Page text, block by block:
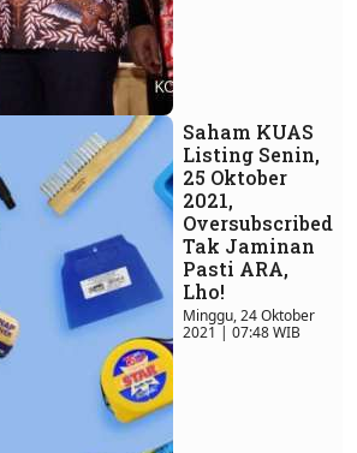
Saham KUAS
Listing Senin,
25 Oktober
2021,
Oversubscribed
Tak Jaminan
Pasti ARA,
Lho!
Minggu, 24 Oktober
2021 | 07:48 WIB